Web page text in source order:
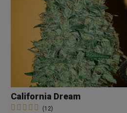
California Dream
(12)